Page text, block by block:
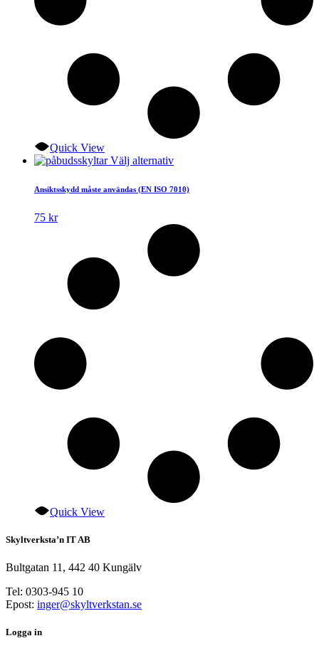
Quick View
Välj alternativDen
produkten
varianter.
alternativen
kan
Ansiktsskydd måste användas (EN ISO 7010)
75 kr
Quick View
Skyltverksta’n IT AB
Bultgatan 11, 442 40 Kungälv
Tel: 0303-945 10
Epost: inger@skyltverkstan.se
Logga in